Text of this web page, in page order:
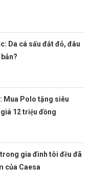
Da cá sấu đắt đỏ, đâu
Mua Polo tặng siêu
12 triệu đồng
gia đình tôi đều đã
của Caesa